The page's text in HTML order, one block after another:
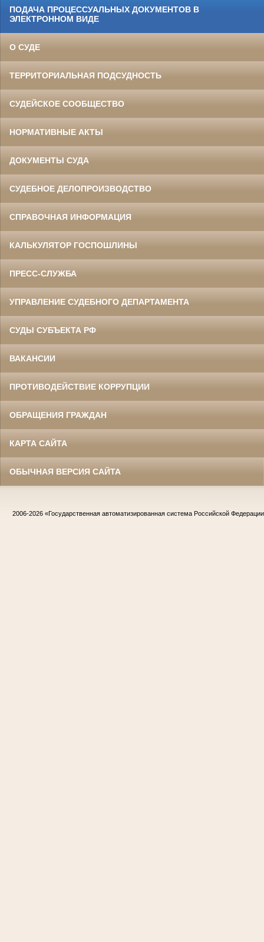
ПОДАЧА ПРОЦЕССУАЛЬНЫХ ДОКУМЕНТОВ В
ЭЛЕКТРОННОМ ВИДЕ
О СУДЕ
ТЕРРИТОРИАЛЬНАЯ ПОДСУДНОСТЬ
СУДЕЙСКОЕ СООБЩЕСТВО
НОРМАТИВНЫЕ АКТЫ
ДОКУМЕНТЫ СУДА
СУДЕБНОЕ ДЕЛОПРОИЗВОДСТВО
СПРАВОЧНАЯ ИНФОРМАЦИЯ
КАЛЬКУЛЯТОР ГОСПОШЛИНЫ
ПРЕСС-СЛУЖБА
УПРАВЛЕНИЕ СУДЕБНОГО ДЕПАРТАМЕНТА
СУДЫ СУБЪЕКТА РФ
ВАКАНСИИ
ПРОТИВОДЕЙСТВИЕ КОРРУПЦИИ
ОБРАЩЕНИЯ ГРАЖДАН
КАРТА САЙТА
ОБЫЧНАЯ ВЕРСИЯ САЙТА
2006-2026 «Государственная автоматизированная система Российской